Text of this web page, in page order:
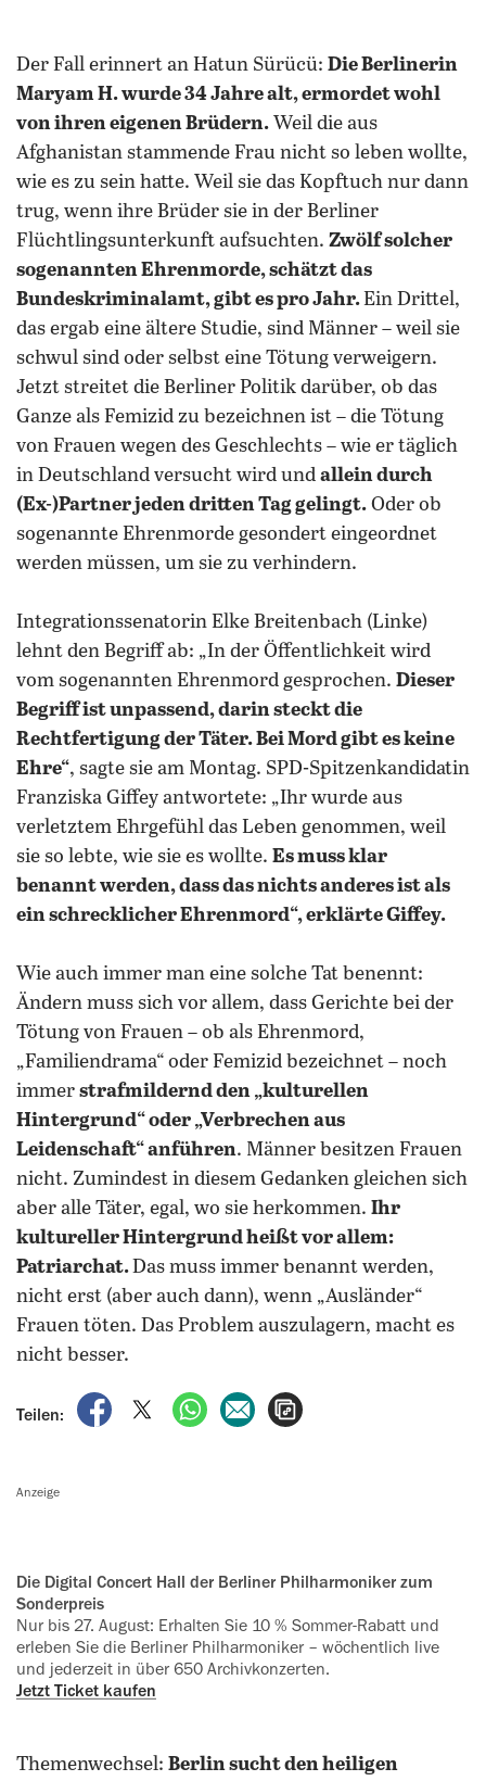
Der Fall erinnert an Hatun Sürücü: Die Berlinerin
Maryam H. wurde 34 Jahre alt, ermordet wohl
von ihren eigenen Brüdern. Weil die aus
Afghanistan stammende Frau nicht so leben wollte,
wie es zu sein hatte. Weil sie das Kopftuch nur dann
trug, wenn ihre Brüder sie in der Berliner
Flüchtlingsunterkunft aufsuchten. Zwölf solcher
sogenannten Ehrenmorde, schätzt das
Bundeskriminalamt, gibt es pro Jahr.Ein Drittel,
das ergab eine ältere Studie, sind Männer – weil sie
schwul sind oder selbst eine Tötung verweigern.
Jetzt streitet die Berliner Politik darüber, ob das
Ganze als Femizid zu bezeichnen ist – die Tötung
von Frauen wegen des Geschlechts – wie er täglich
in Deutschland versucht wird und allein durch
(Ex-)Partner jeden dritten Tag gelingt. Oder ob
sogenannte Ehrenmorde gesondert eingeordnet
werden müssen, um sie zu verhindern.
Integrationssenatorin Elke Breitenbach (Linke)
lehnt den Begriff ab: „In der Öffentlichkeit wird
vom sogenannten Ehrenmord gesprochen. Dieser
Begriff ist unpassend, darin steckt die
Rechtfertigung der Täter. Bei Mord gibt es keine
Ehre“, sagte sie am Montag. SPD-Spitzenkandidatin
Franziska Giffey antwortete: „Ihr wurde aus
verletztem Ehrgefühl das Leben genommen, weil
sie so lebte, wie sie es wollte. Es muss klar
benannt werden, dass das nichts anderes ist als
ein schrecklicher Ehrenmord“, erklärte Giffey.
Wie auch immer man eine solche Tat benennt:
Ändern muss sich vor allem, dass Gerichte bei der
Tötung von Frauen – ob als Ehrenmord,
„Familiendrama“ oder Femizid bezeichnet – noch
immer strafmildernd den „kulturellen
Hintergrund“ oder „Verbrechen aus
Leidenschaft“ anführen. Männer besitzen Frauen
nicht. Zumindest in diesem Gedanken gleichen sich
aber alle Täter, egal, wo sie herkommen. Ihr
kultureller Hintergrund heißt vor allem:
Patriarchat.Das muss immer benannt werden,
nicht erst (aber auch dann), wenn „Ausländer“
Frauen töten. Das Problem auszulagern, macht es
nicht besser.
Teilen:
auf Facebook teilen
auf X teilenper WhatsApp teilen
per E-Mail teilen
Anzeige
Die Digital Concert Hall der Berliner Philharmoniker zum
Sonderpreis
Nur bis 27. August: Erhalten Sie 10 % Sommer-Rabatt und
erleben Sie die Berliner Philharmoniker – wöchentlich live
und jederzeit in über 650 Archivkonzerten.
Jetzt Ticket kaufen
Themenwechsel: Berlin sucht den heiligen